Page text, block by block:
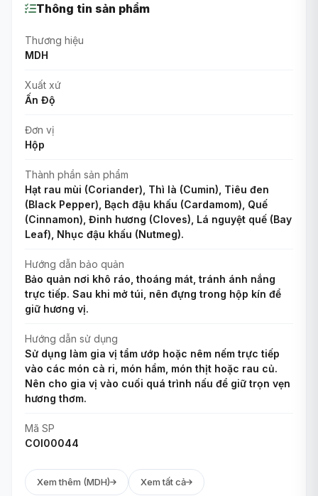
Thông tin sản phẩm
Thương hiệu
MDH
Xuất xứ
Ấn Độ
Đơn vị
Hộp
Thành phần sản phẩm
Hạt rau mùi (Coriander), Thì là (Cumin), Tiêu đen
(Black Pepper), Bạch đậu khấu (Cardamom), Quế
(Cinnamon), Đinh hương (Cloves), Lá nguyệt quế (Bay
Leaf), Nhục đậu khấu (Nutmeg).
Hướng dẫn bảo quản
Bảo quản nơi khô ráo, thoáng mát, tránh ánh nắng
trực tiếp. Sau khi mở túi, nên đựng trong hộp kín để
giữ hương vị.
Hướng dẫn sử dụng
Sử dụng làm gia vị tẩm ướp hoặc nêm nếm trực tiếp
vào các món cà ri, món hầm, món thịt hoặc rau củ.
Nên cho gia vị vào cuối quá trình nấu để giữ trọn vẹn
hương thơm.
Mã SP
COI00044
Xem thêm (MDH) Xem tất cả